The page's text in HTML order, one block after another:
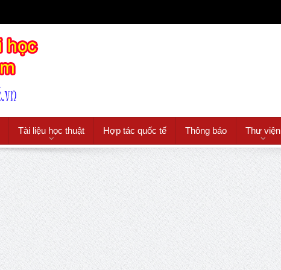
Tài liệu học thuật Hợp tác quốc tế Thông báo Thư viện